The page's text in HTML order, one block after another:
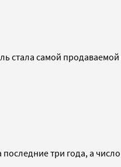
самой
три года, а